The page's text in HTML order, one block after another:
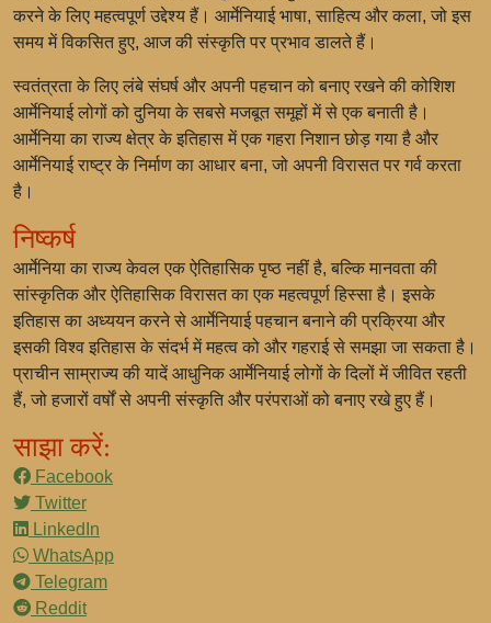
करने के लिए महत्वपूर्ण उद्देश्य हैं। आर्मेनियाई भाषा, साहित्य और कला, जो इस
समय में विकसित हुए, आज की संस्कृति पर प्रभाव डालते हैं।
स्वतंत्रता के लिए लंबे संघर्ष और अपनी पहचान को बनाए रखने की कोशिश
आर्मेनियाई लोगों को दुनिया के सबसे मजबूत समूहों में से एक बनाती है।
आर्मेनिया का राज्य क्षेत्र के इतिहास में एक गहरा निशान छोड़ गया है और
आर्मेनियाई राष्ट्र के निर्माण का आधार बना, जो अपनी विरासत पर गर्व करता
है।
निष्कर्ष
आर्मेनिया का राज्य केवल एक ऐतिहासिक पृष्ठ नहीं है, बल्कि मानवता की
सांस्कृतिक और ऐतिहासिक विरासत का एक महत्वपूर्ण हिस्सा है। इसके
इतिहास का अध्ययन करने से आर्मेनियाई पहचान बनाने की प्रक्रिया और
इसकी विश्व इतिहास के संदर्भ में महत्व को और गहराई से समझा जा सकता है।
प्राचीन साम्राज्य की यादें आधुनिक आर्मेनियाई लोगों के दिलों में जीवित रहती
हैं, जो हजारों वर्षों से अपनी संस्कृति और परंपराओं को बनाए रखे हुए हैं।
साझा करें:
Facebook
Twitter
LinkedIn
WhatsApp
Telegram
Reddit